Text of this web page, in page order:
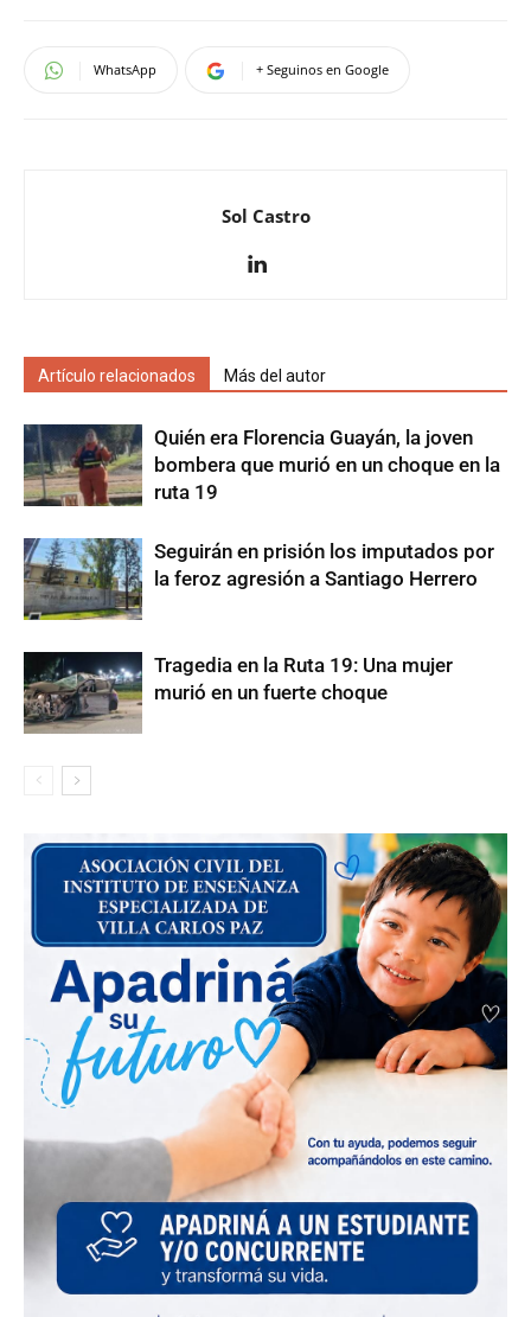
WhatsApp + Seguinos en Google
Sol Castro
Artículo relacionados Más del autor
Quién era Florencia Guayán, la joven
bombera que murió en un choque en la
ruta 19
Seguirán en prisión los imputados por
la feroz agresión a Santiago Herrero
Tragedia en la Ruta 19: Una mujer
murió en un fuerte choque